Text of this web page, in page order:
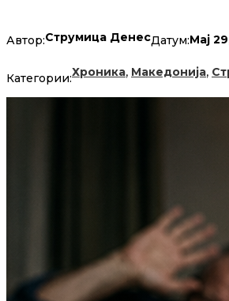
Автор:Струмица ДенесДатум:Мај
Категории:Хроника, Македонија,